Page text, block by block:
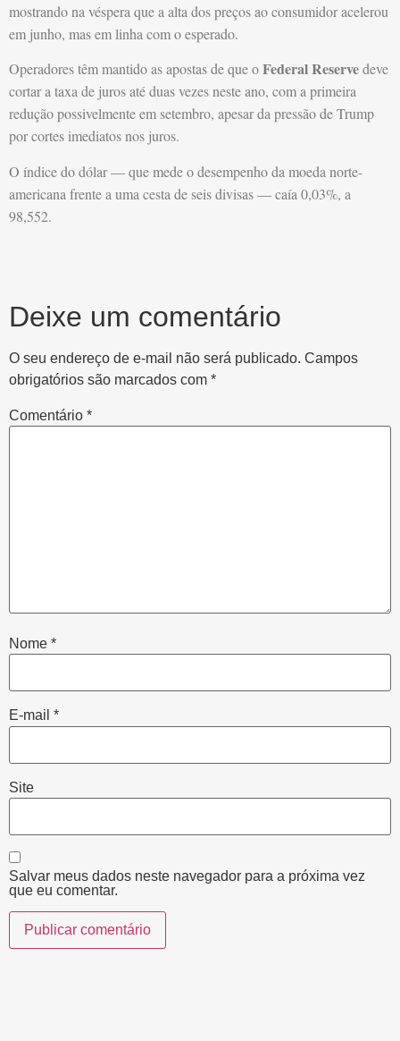
mostrando na véspera que a alta dos preços ao consumidor acelerou
em junho, mas em linha com o esperado.
Operadores têm mantido as apostas de que oFederal Reservedeve
cortar a taxa de juros até duas vezes neste ano, com a primeira
redução possivelmente em setembro, apesar da pressão de Trump
por cortes imediatos nos juros.
O índice do dólar — que mede o desempenho da moeda norte-
americana frente a uma cesta de seis divisas — caía 0,03%, a
98,552.
Deixe um comentário
O seu endereço de e-mail não será publicado. Campos
obrigatórios são marcados com *
Comentário *
Nome *
E-mail *
Site
Salvar meus dados neste navegador para a próxima vez
que eu comentar.